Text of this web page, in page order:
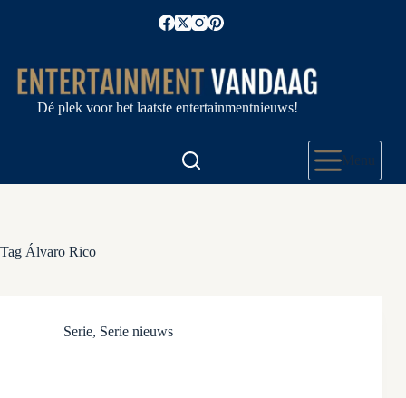
Dé plek voor het laatste entertainmentnieuws!
Menu
Tag Álvaro Rico
Serie, Serie nieuws